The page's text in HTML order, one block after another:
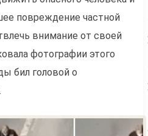
повреждение частной
внимание от своей
фотографии этого
бил головой о